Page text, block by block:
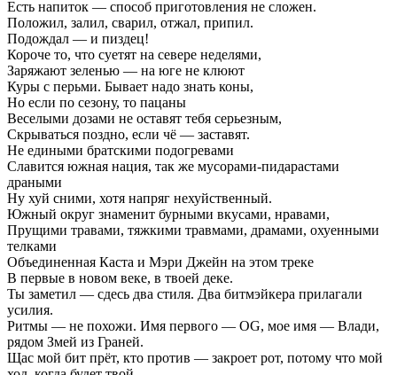
Есть напиток — способ приготовления не сложен.
Положил, залил, сварил, отжал, припил.
Подождал — и пиздец!
Короче то, что суетят на севере неделями,
Заряжают зеленью — на юге не клюют
Куры с перьми. Бывает надо знать коны,
Но если по сезону, то пацаны
Веселыми дозами не оставят тебя серьезным,
Скрываться поздно, если чё — заставят.
Не едиными братскими подогревами
Славится южная нация, так же мусорами-пидарастами
драными
Ну хуй сними, хотя напряг нехуйственный.
Южный округ знаменит бурными вкусами, нравами,
Прущими травами, тяжкими травмами, драмами, охуенными
телками
Объединенная Каста и Мэри Джейн на этом треке
В первые в новом веке, в твоей деке.
Ты заметил — сдесь два стиля. Два битмэйкера прилагали
усилия.
Ритмы — не похожи. Имя первого — OG, мое имя — Влади,
рядом Змей из Граней.
Щас мой бит прёт, кто против — закроет рот, потому что мой